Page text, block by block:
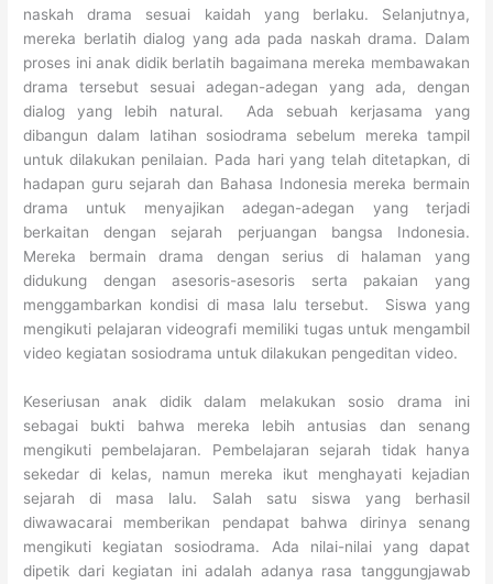
naskah drama sesuai kaidah yang berlaku. Selanjutnya,
mereka berlatih dialog yang ada pada naskah drama. Dalam
proses ini anak didik berlatih bagaimana mereka membawakan
drama tersebut sesuai adegan-adegan yang ada, dengan
dialog yang lebih natural. Ada sebuah kerjasama yang
dibangun dalam latihan sosiodrama sebelum mereka tampil
untuk dilakukan penilaian. Pada hari yang telah ditetapkan, di
hadapan guru sejarah dan Bahasa Indonesia mereka bermain
drama untuk menyajikan adegan-adegan yang terjadi
berkaitan dengan sejarah perjuangan bangsa Indonesia.
Mereka bermain drama dengan serius di halaman yang
didukung dengan asesoris-asesoris serta pakaian yang
menggambarkan kondisi di masa lalu tersebut. Siswa yang
mengikuti pelajaran videografi memiliki tugas untuk mengambil
video kegiatan sosiodrama untuk dilakukan pengeditan video.
Keseriusan anak didik dalam melakukan sosio drama ini
sebagai bukti bahwa mereka lebih antusias dan senang
mengikuti pembelajaran. Pembelajaran sejarah tidak hanya
sekedar di kelas, namun mereka ikut menghayati kejadian
sejarah di masa lalu. Salah satu siswa yang berhasil
diwawacarai memberikan pendapat bahwa dirinya senang
mengikuti kegiatan sosiodrama. Ada nilai-nilai yang dapat
dipetik dari kegiatan ini adalah adanya rasa tanggungjawab